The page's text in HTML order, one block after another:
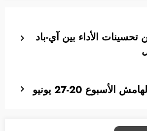
تحسينات الأداء بين آي-باد
20-27 يونيو